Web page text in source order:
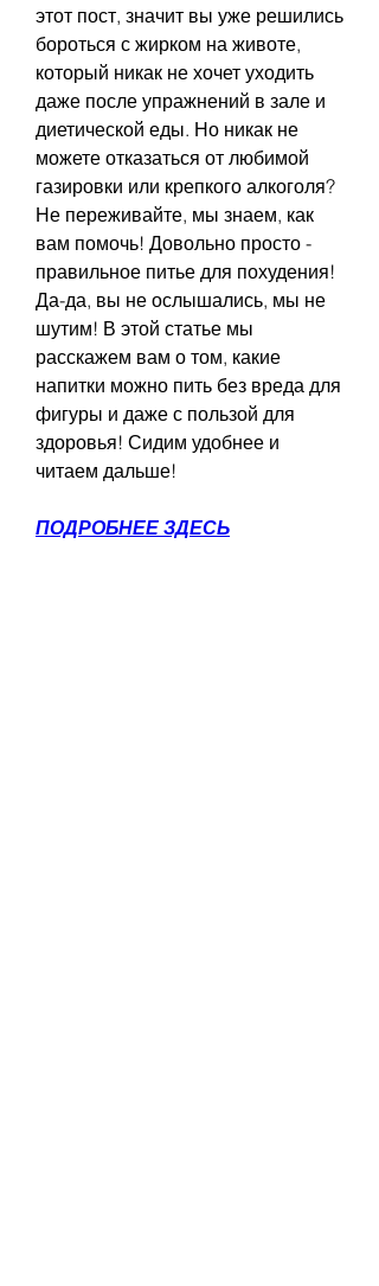
этот пост, значит вы уже решились
бороться с жирком на животе,
который никак не хочет уходить
даже после упражнений в зале и
диетической еды. Но никак не
можете отказаться от любимой
газировки или крепкого алкоголя?
Не переживайте, мы знаем, как
вам помочь! Довольно просто -
правильное питье для похудения!
Да-да, вы не ослышались, мы не
шутим! В этой статье мы
расскажем вам о том, какие
напитки можно пить без вреда для
фигуры и даже с пользой для
здоровья! Сидим удобнее и
читаем дальше!
ПОДРОБНЕЕ ЗДЕСЬ